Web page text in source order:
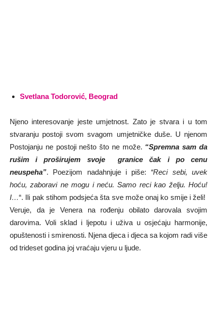
Svetlana Todorović, Beograd
Njeno interesovanje jeste umjetnost. Zato je stvara i u tom
stvaranju postoji svom svagom umjetničke duše. U njenom
Postojanju ne postoji nešto što ne može. “Spremna sam da
rušim i proširujem svoje granice čak i po cenu
neuspeha”. Poezijom nadahnjuje i piše: “Reci sebi, uvek
hoću, zaboravi ne mogu i neću. Samo reci kao želju. Hoću!
I…“. Ili pak stihom podsjeća šta sve može onaj ko smije i želi!
Veruje, da je Venera na rođenju obilato darovala svojim
darovima. Voli sklad i ljepotu i uživa u osjećaju harmonije,
opuštenosti i smirenosti. Njena djeca i djeca sa kojom radi više
od trideset godina joj vraćaju vjeru u ljude.